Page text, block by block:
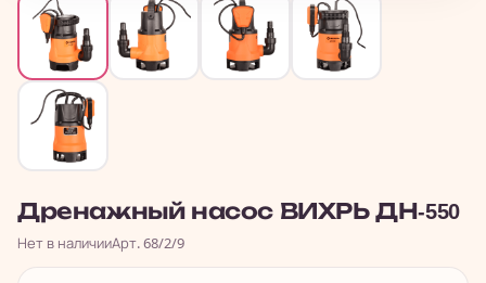
Дренажный насос ВИХРЬ ДН-550
Нет в наличииАрт. 68/2/9